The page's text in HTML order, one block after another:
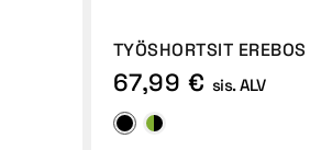
TYÖSHORTSIT
67,99 € sis. ALV